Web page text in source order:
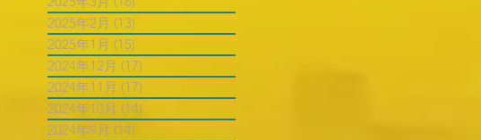
2025年2月 (13)
2025年1月 (15)
2024年12月 (17)
2024年11月 (17)
2024年10月 (14)
2024年9月 (14)